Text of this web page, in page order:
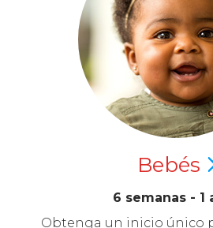
Bebés
6 semanas - 1
Obtenga un inicio único